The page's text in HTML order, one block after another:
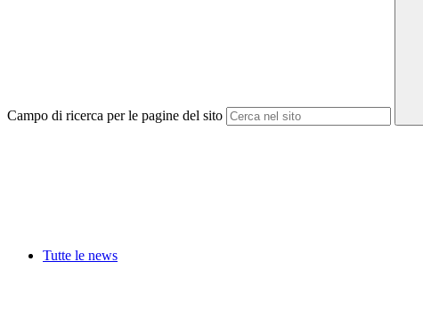
Campo di ricerca per le pagine del sito
Tutte le news